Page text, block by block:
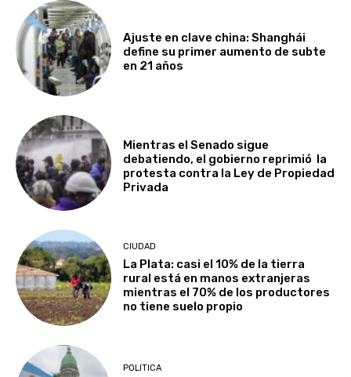
Ajuste en clave china: Shanghái
define su primer aumento de subte
en 21 años
Mientras el Senado sigue
debatiendo, el gobierno reprimió la
protesta contra la Ley de Propiedad
Privada
CIUDAD
La Plata: casi el 10% de la tierra
rural está en manos extranjeras
mientras el 70% de los productores
no tiene suelo propio
POLITICA